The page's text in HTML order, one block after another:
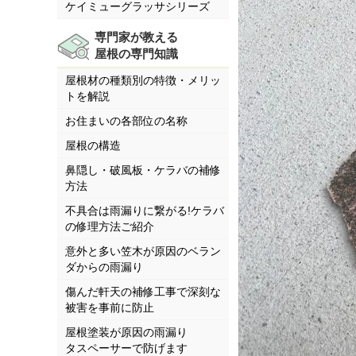
ケイミューグラッサシリーズ
専門家が教える
屋根の専門知識
屋根材の種類別の特徴・メリッ
トを解説
お住まいの各部位の名称
屋根の構造
鼻隠し・破風板・ケラバの補修
方法
不具合は雨漏りに繋がる!ケラバ
の修理方法ご紹介
意外と多い笠木が原因のベラン
ダからの雨漏り
傷んだ軒天の補修工事で深刻な
被害を事前に防止
屋根塗装が原因の雨漏り
タスペーサーで防げます